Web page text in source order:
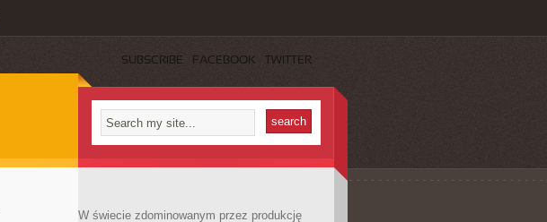
SUBSCRIBE FACEBOOK TWITTER
W świecie zdominowanym przez produkcję